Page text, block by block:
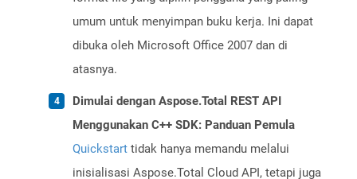
umum untuk menyimpan buku kerja. Ini dapat
dibuka oleh Microsoft Office 2007 dan di
atasnya.
Dimulai dengan Aspose.Total REST API
Menggunakan C++ SDK: Panduan Pemula
Quickstart tidak hanya memandu melalui
inisialisasi Aspose.Total Cloud API, tetapi juga